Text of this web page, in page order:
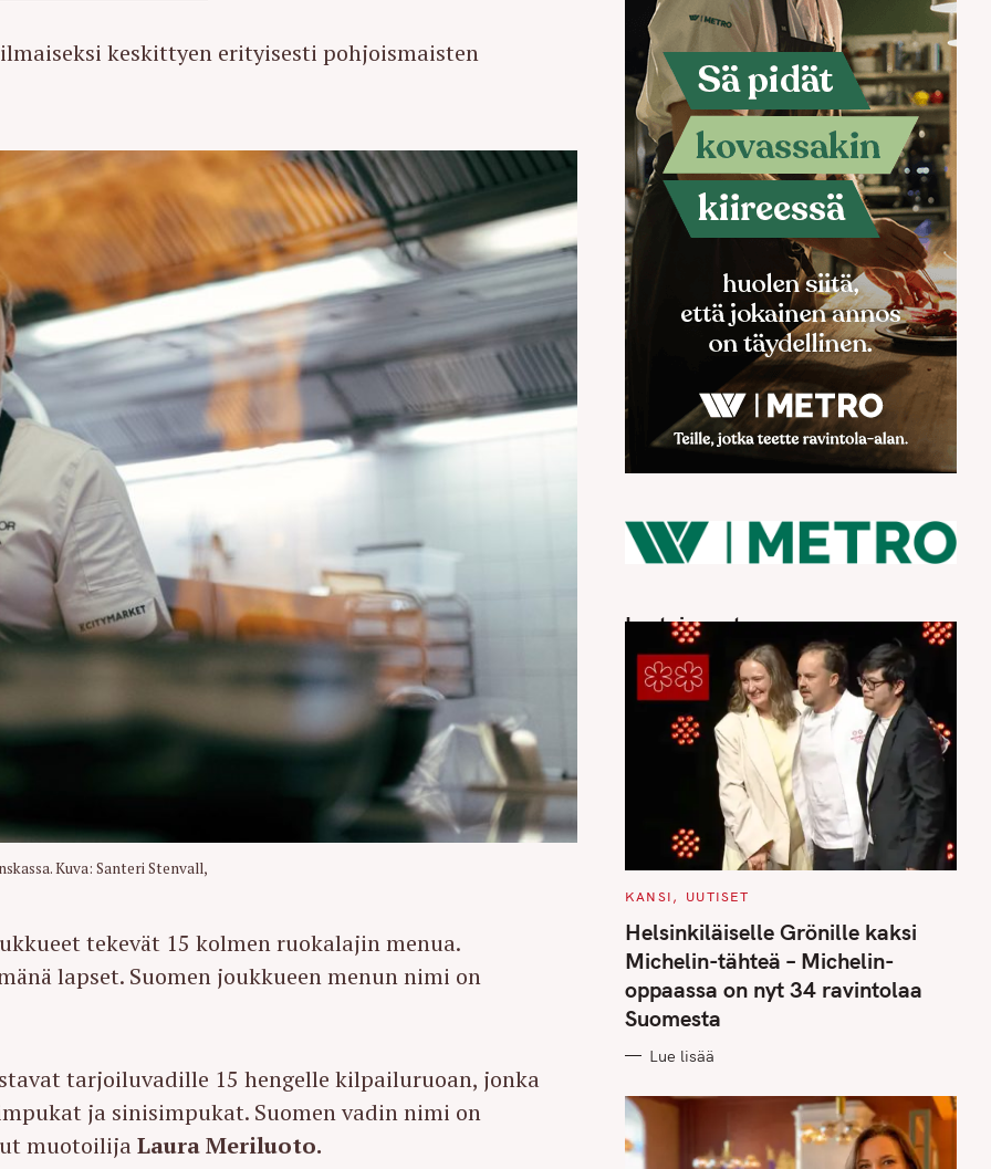
keskittyen erityisesti pohjoismaisten
Kuva: Santeri Stenvall,
tekevät 15 kolmen ruokalajin menua.
lapset. Suomen joukkueen menun nimi on
tarjoiluvadille 15 hengelle kilpailuruoan, jonka
ja sinisimpukat. Suomen vadin nimi on
muotoilijaLaura Meriluoto.
Luetuimmat
C
T
E
G
O
I
E
S
KANSI UUTISET
Helsinkiläiselle Grönille kaksi
Michelin-tähteä – Michelin-
oppaassa on nyt 34 ravintolaa
Suomesta
Lue lisää
Press Esc to cancel.